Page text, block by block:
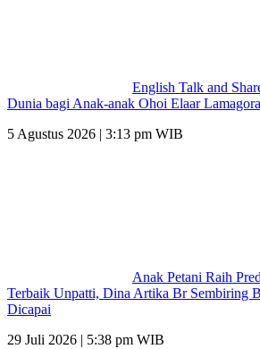
English Talk and
Dunia bagi Anak-anak Ohoi Elaar
5 Agustus 2026 | 3:13 pm WIB
Anak Petani Raih
Terbaik Unpatti, Dina Artika Br Sembiring
Dicapai
29 Juli 2026 | 5:38 pm WIB